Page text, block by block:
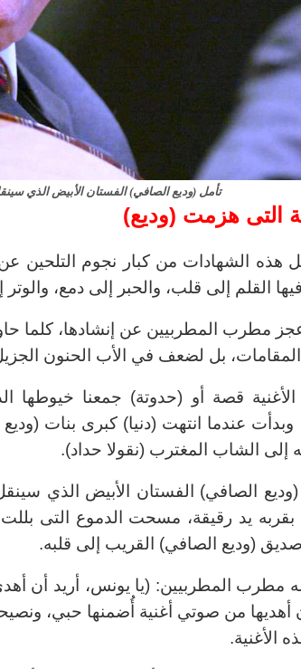
تأمل (وديع الصافي) الفستان الأبيض الذي
التى هزمت (وديع)
هذه الشهادات من كبار نجوم التلحين
القلم إلى قلب، والحبر إلى دمع،
عجز مطرب المطربيين عن إنشادها، كلما
بل لضعف في الأب الحنون
الأغنية قصة أو (حدوتة) جمعنا خيوطها
وبدأت عندما انتهت (دنيا) كبرى بنات
إلى الشاب المغترب (نقولا حداد).
الصافي) الفستان الأبيض الذي
بقربه يد رقيقة، مسحت الدموع التى بللت
صديق (وديع الصافي) القريب إلى قلبه.
مطرب المطربيين: (يا يونس، أريد أن
أهديها من صوتي أغنية أُضمنها حبي،
الأغنية.